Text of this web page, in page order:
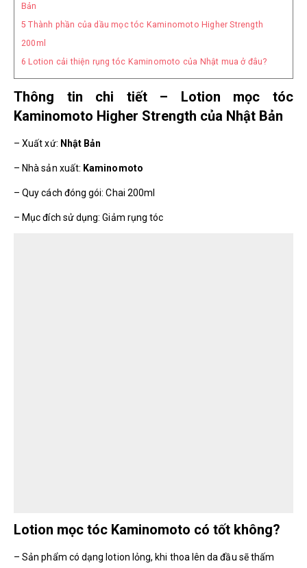
Bản
5 Thành phần của dầu mọc tóc Kaminomoto Higher Strength
200ml
6 Lotion cải thiện rụng tóc Kaminomoto của Nhật mua ở đâu?
Thông tin chi tiết – Lotion mọc tóc
Kaminomoto Higher Strength của Nhật Bản
– Xuất xứ: Nhật Bản
– Nhà sản xuất: Kaminomoto
– Quy cách đóng gói: Chai 200ml
– Mục đích sử dụng: Giảm rụng tóc
Lotion mọc tóc Kaminomoto có tốt không?
– Sản phẩm có dạng lotion lỏng, khi thoa lên da đầu sẽ thấm